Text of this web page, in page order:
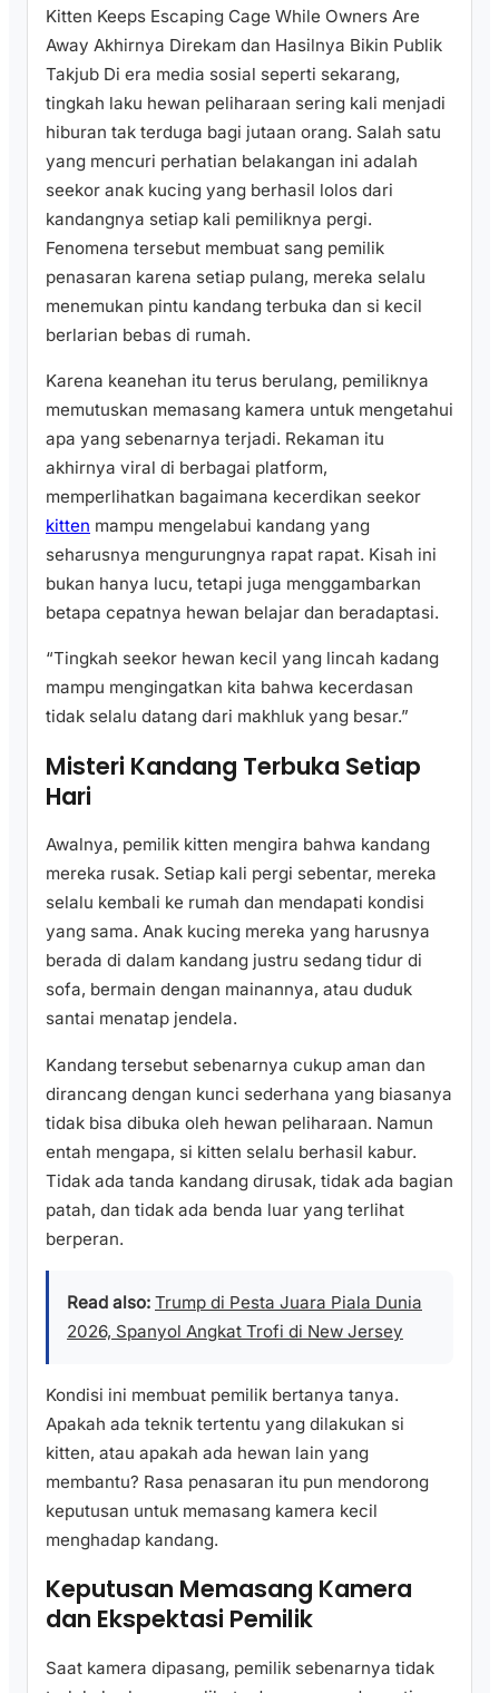
Kitten Keeps Escaping Cage While Owners Are
Away Akhirnya Direkam dan Hasilnya Bikin Publik
Takjub Di era media sosial seperti sekarang,
tingkah laku hewan peliharaan sering kali menjadi
hiburan tak terduga bagi jutaan orang. Salah satu
yang mencuri perhatian belakangan ini adalah
seekor anak kucing yang berhasil lolos dari
kandangnya setiap kali pemiliknya pergi.
Fenomena tersebut membuat sang pemilik
penasaran karena setiap pulang, mereka selalu
menemukan pintu kandang terbuka dan si kecil
berlarian bebas di rumah.
Karena keanehan itu terus berulang, pemiliknya
memutuskan memasang kamera untuk mengetahui
apa yang sebenarnya terjadi. Rekaman itu
akhirnya viral di berbagai platform,
memperlihatkan bagaimana kecerdikan seekor
kitten mampu mengelabui kandang yang
seharusnya mengurungnya rapat rapat. Kisah ini
bukan hanya lucu, tetapi juga menggambarkan
betapa cepatnya hewan belajar dan beradaptasi.
“Tingkah seekor hewan kecil yang lincah kadang
mampu mengingatkan kita bahwa kecerdasan
tidak selalu datang dari makhluk yang besar.”
Misteri Kandang Terbuka Setiap
Hari
Awalnya, pemilik kitten mengira bahwa kandang
mereka rusak. Setiap kali pergi sebentar, mereka
selalu kembali ke rumah dan mendapati kondisi
yang sama. Anak kucing mereka yang harusnya
berada di dalam kandang justru sedang tidur di
sofa, bermain dengan mainannya, atau duduk
santai menatap jendela.
Kandang tersebut sebenarnya cukup aman dan
dirancang dengan kunci sederhana yang biasanya
tidak bisa dibuka oleh hewan peliharaan. Namun
entah mengapa, si kitten selalu berhasil kabur.
Tidak ada tanda kandang dirusak, tidak ada bagian
patah, dan tidak ada benda luar yang terlihat
berperan.
Read also: Trump di Pesta Juara Piala Dunia
2026, Spanyol Angkat Trofi di New Jersey
Kondisi ini membuat pemilik bertanya tanya.
Apakah ada teknik tertentu yang dilakukan si
kitten, atau apakah ada hewan lain yang
membantu? Rasa penasaran itu pun mendorong
keputusan untuk memasang kamera kecil
menghadap kandang.
Keputusan Memasang Kamera
dan Ekspektasi Pemilik
Saat kamera dipasang, pemilik sebenarnya tidak